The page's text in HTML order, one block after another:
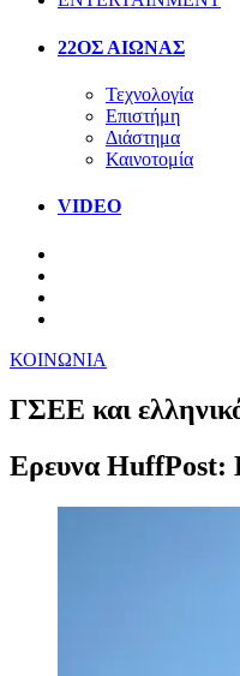
22ΟΣ ΑΙΩΝΑΣ
Τεχνολογία
Επιστήμη
Διάστημα
Καινοτομία
VIDEO
ΚΟΙΝΩΝΙΑ
ΓΣΕΕ και
Ερευνα HuffPost: